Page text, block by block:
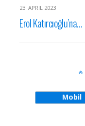
23. APRIL 2023
Erol Katırcıoğlu’na…
Mobil